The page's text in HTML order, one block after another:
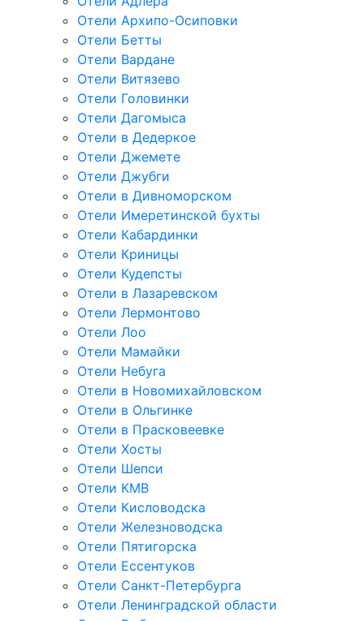
Отели Архипо-Осиповки
Отели Бетты
Отели Вардане
Отели Витязево
Отели Головинки
Отели Дагомыса
Отели в Дедеркое
Отели Джемете
Отели Джубги
Отели в Дивноморском
Отели Имеретинской бухты
Отели Кабардинки
Отели Криницы
Отели Кудепсты
Отели в Лазаревском
Отели Лермонтово
Отели Лоо
Отели Мамайки
Отели Небуга
Отели в Новомихайловском
Отели в Ольгинке
Отели в Прасковеевке
Отели Хосты
Отели Шепси
Отели КМВ
Отели Кисловодска
Отели Железноводска
Отели Пятигорска
Отели Ессентуков
Отели Санкт-Петербурга
Отели Ленинградской области